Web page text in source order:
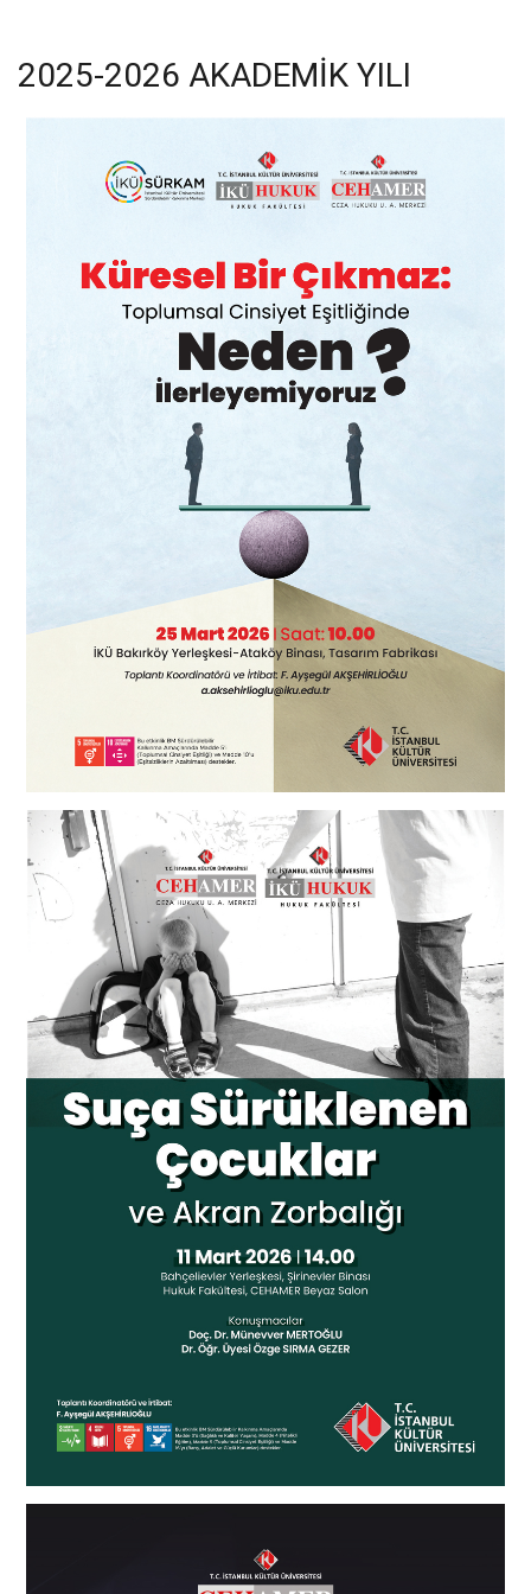
2025-2026 AKADEMIK YILI